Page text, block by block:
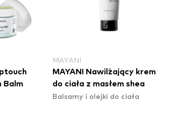
Balm
MAYANI
MAYANI Nawilżający krem ​​
do ciała z masłem shea
Balsamy i olejki do ciała